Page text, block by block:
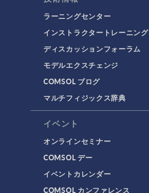
ラーニングセンター
インストラクタートレーニング
ディスカッションフォーラム
モデルエクスチェンジ
COMSOL ブログ
マルチフィジックス辞典
イベント
オンラインセミナー
COMSOL デー
イベントカレンダー
COMSOL カンファレンス